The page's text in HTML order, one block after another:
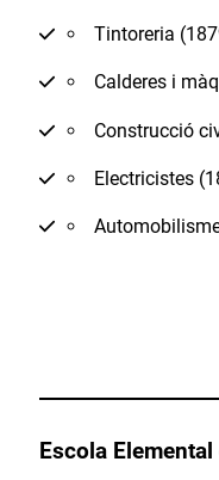
Tintoreria
Calderes i
Construcció
Electricistes
Escola